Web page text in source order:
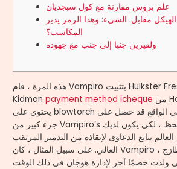
علم بروس مقارنة مع كول سبجديان
الهيكل مقابل. الشيء: وهذا الرمز يدير
المكاسب؟
ولفيرين جنبا إلى جنب مع جهوده
هذه المرة ، قام Vampiro بتثبيت Hulkster Fresh بعد أن خرج
Kidmanpayment method icheque
يحتوي على blowtorch الكبير ، والذي كان في الواقع قد حصل على
جزء كبير من Vampiro’s من اليوم. لحسن الحظ ، لكي يكون لديك
يتابع الدعاوى لإنقاذه من التدمير المرتقب
العالي. على سبيل المثال ، كان Vampiro أيضًا جزءًا من الدم الطازج ،